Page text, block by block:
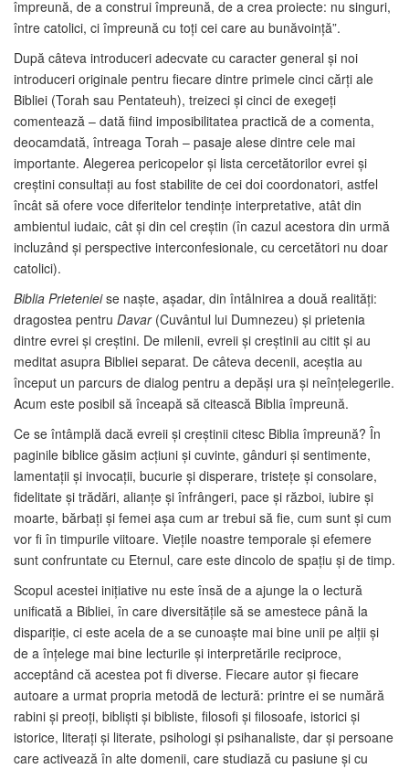
împreună, de a construi împreună, de a crea proiecte: nu singuri,
între catolici, ci împreună cu toţi cei care au bunăvoinţă”.
După câteva introduceri adecvate cu caracter general şi noi
introduceri originale pentru fiecare dintre primele cinci cărţi ale
Bibliei (Torah sau Pentateuh), treizeci şi cinci de exegeţi
comentează – dată fiind imposibilitatea practică de a comenta,
deocamdată, întreaga Torah – pasaje alese dintre cele mai
importante. Alegerea pericopelor şi lista cercetătorilor evrei şi
creştini consultaţi au fost stabilite de cei doi coordonatori, astfel
încât să ofere voce diferitelor tendinţe interpretative, atât din
ambientul iudaic, cât şi din cel creştin (în cazul acestora din urmă
incluzând şi perspective interconfesionale, cu cercetători nu doar
catolici).
Biblia Prietenieise naşte, aşadar, din întâlnirea a două realităţi:
dragostea pentru Davar(Cuvântul lui Dumnezeu) şi prietenia
dintre evrei şi creştini. De milenii, evreii şi creştinii au citit şi au
meditat asupra Bibliei separat. De câteva decenii, aceştia au
început un parcurs de dialog pentru a depăşi ura şi neînţelegerile.
Acum este posibil să înceapă să citească Biblia împreună.
Ce se întâmplă dacă evreii şi creştinii citesc Biblia împreună? În
paginile biblice găsim acţiuni şi cuvinte, gânduri şi sentimente,
lamentaţii şi invocaţii, bucurie şi disperare, tristeţe şi consolare,
fidelitate şi trădări, alianţe şi înfrângeri, pace şi război, iubire şi
moarte, bărbaţi şi femei aşa cum ar trebui să fie, cum sunt şi cum
vor fi în timpurile viitoare. Vieţile noastre temporale şi efemere
sunt confruntate cu Eternul, care este dincolo de spaţiu şi de timp.
Scopul acestei iniţiative nu este însă de a ajunge la o lectură
unificată a Bibliei, în care diversităţile să se amestece până la
dispariţie, ci este acela de a se cunoaşte mai bine unii pe alţii şi
de a înţelege mai bine lecturile şi interpretările reciproce,
acceptând că acestea pot fi diverse. Fiecare autor şi fiecare
autoare a urmat propria metodă de lectură: printre ei se numără
rabini şi preoţi, biblişti şi bibliste, filosofi şi filosoafe, istorici şi
istorice, literaţi şi literate, psihologi şi psihanaliste, dar şi persoane
care activează în alte domenii, care studiază cu pasiune şi cu